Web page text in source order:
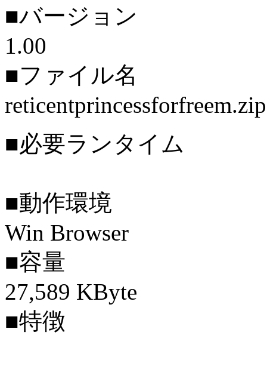
■バージョン
1.00
■ファイル名
reticentprincessforfreem.zip
■必要ランタイム
■動作環境
Win Browser
■容量
27,589 KByte
■特徴